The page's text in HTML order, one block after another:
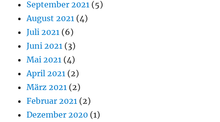
September 2021 (5)
August 2021 (4)
Juli 2021 (6)
Juni 2021 (3)
Mai 2021 (4)
April 2021 (2)
März 2021 (2)
Februar 2021 (2)
Dezember 2020 (1)